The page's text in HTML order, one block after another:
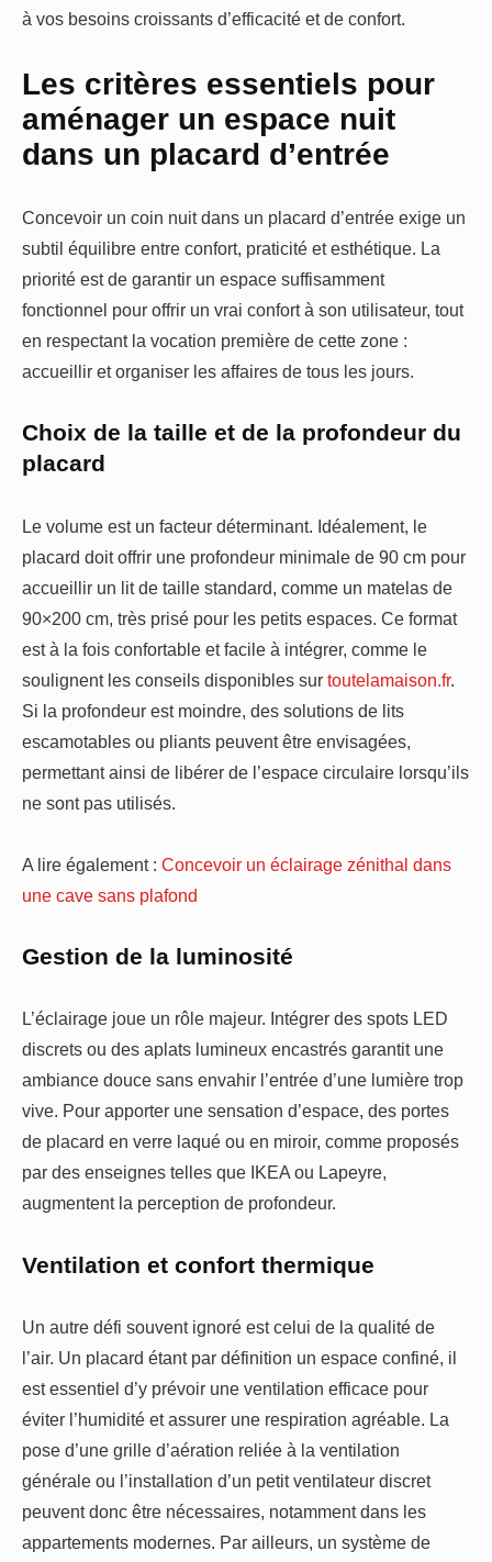
à vos besoins croissants d’efficacité et de confort.
Les critères essentiels pour
aménager un espace nuit
dans un placard d’entrée
Concevoir un coin nuit dans un placard d’entrée exige un
subtil équilibre entre confort, praticité et esthétique. La
priorité est de garantir un espace suffisamment
fonctionnel pour offrir un vrai confort à son utilisateur, tout
en respectant la vocation première de cette zone :
accueillir et organiser les affaires de tous les jours.
Choix de la taille et de la profondeur du
placard
Le volume est un facteur déterminant. Idéalement, le
placard doit offrir une profondeur minimale de 90 cm pour
accueillir un lit de taille standard, comme un matelas de
90×200 cm, très prisé pour les petits espaces. Ce format
est à la fois confortable et facile à intégrer, comme le
soulignent les conseils disponibles sur toutelamaison.fr.
Si la profondeur est moindre, des solutions de lits
escamotables ou pliants peuvent être envisagées,
permettant ainsi de libérer de l’espace circulaire lorsqu’ils
ne sont pas utilisés.
A lire également : Concevoir un éclairage zénithal dans
une cave sans plafond
Gestion de la luminosité
L’éclairage joue un rôle majeur. Intégrer des spots LED
discrets ou des aplats lumineux encastrés garantit une
ambiance douce sans envahir l’entrée d’une lumière trop
vive. Pour apporter une sensation d’espace, des portes
de placard en verre laqué ou en miroir, comme proposés
par des enseignes telles que IKEA ou Lapeyre,
augmentent la perception de profondeur.
Ventilation et confort thermique
Un autre défi souvent ignoré est celui de la qualité de
l’air. Un placard étant par définition un espace confiné, il
est essentiel d’y prévoir une ventilation efficace pour
éviter l’humidité et assurer une respiration agréable. La
pose d’une grille d’aération reliée à la ventilation
générale ou l’installation d’un petit ventilateur discret
peuvent donc être nécessaires, notamment dans les
appartements modernes. Par ailleurs, un système de